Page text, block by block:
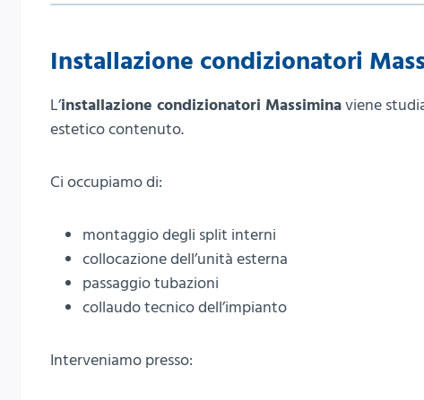
Installazione condizionatori
L’installazione condizionatori Massiminaviene
estetico contenuto.
Ci occupiamo di:
montaggio degli split interni
collocazione dell’unità esterna
passaggio tubazioni
collaudo tecnico dell’impianto
Interveniamo presso: